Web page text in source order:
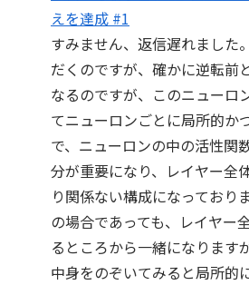
えを達成 #1
すみません、返信遅れました
だくのですが、確かに逆転前
なるのですが、このニューロ
てニューロンごとに局所的か
で、ニューロンの中の活性関
分が重要になり、レイヤー全
り関係ない構成になっており
の場合であっても、レイヤー
るところから一緒になります
中身をのぞいてみると局所的